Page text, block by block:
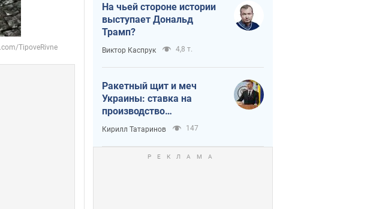
На чьей стороне истории
выступает Дональд
Трамп?
Виктор Каспрук 4,8 т.
Ракетный щит и меч
Украины: ставка на
производство
собственных ракет
Кирилл Татаринов 147